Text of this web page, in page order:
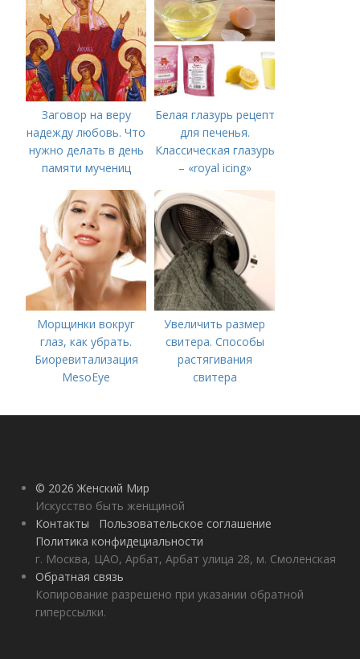
Заговор на веру
надежду любовь. Что
нужно делать в день
памяти мучениц
Любови и матери их
Софии 30 сентября
2022 года
Белая глазурь рецепт
для печенья.
Классическая глазурь
– «royal icing»
Морщинки вокруг
глаз, как убрать.
Биоревитализация
MesoEye
Увеличить размер
свитера. Способы
растягивания
свитера
© 2026 Женский Мир
Искусство быть женщиной
Контакты
Пользовательское соглашение
Политика конфидециальности
г. Москва, ЦАО, Арбат, Арбат улица 28, м. Смоленская
Обратная связь
Копирование разрешено при указании обратной
гиперссылки.